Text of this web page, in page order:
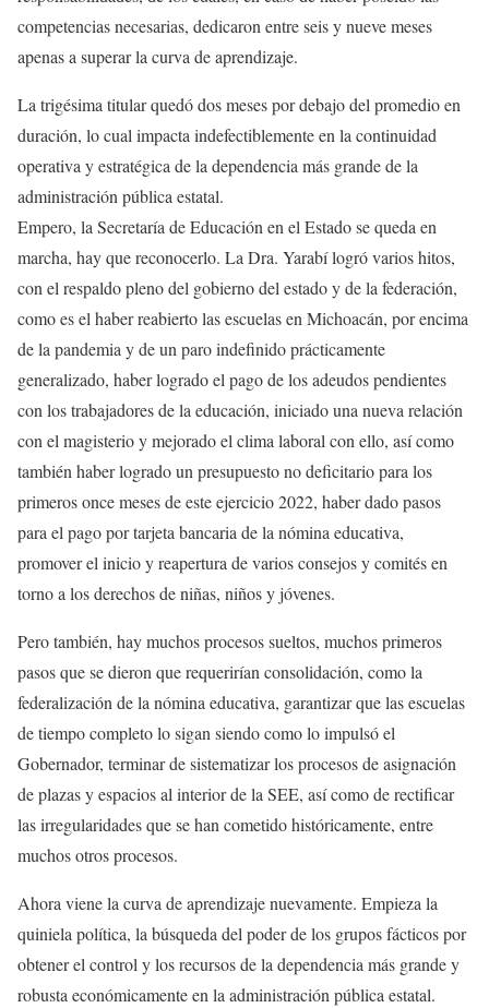
competencias necesarias, dedicaron entre seis y nueve meses
apenas a superar la curva de aprendizaje.
La trigésima titular quedó dos meses por debajo del promedio en
duración, lo cual impacta indefectiblemente en la continuidad
operativa y estratégica de la dependencia más grande de la
administración pública estatal.
Empero, la Secretaría de Educación en el Estado se queda en
marcha, hay que reconocerlo. La Dra. Yarabí logró varios hitos,
con el respaldo pleno del gobierno del estado y de la federación,
como es el haber reabierto las escuelas en Michoacán, por encima
de la pandemia y de un paro indefinido prácticamente
generalizado, haber logrado el pago de los adeudos pendientes
con los trabajadores de la educación, iniciado una nueva relación
con el magisterio y mejorado el clima laboral con ello, así como
también haber logrado un presupuesto no deficitario para los
primeros once meses de este ejercicio 2022, haber dado pasos
para el pago por tarjeta bancaria de la nómina educativa,
promover el inicio y reapertura de varios consejos y comités en
torno a los derechos de niñas, niños y jóvenes.
Pero también, hay muchos procesos sueltos, muchos primeros
pasos que se dieron que requerirían consolidación, como la
federalización de la nómina educativa, garantizar que las escuelas
de tiempo completo lo sigan siendo como lo impulsó el
Gobernador, terminar de sistematizar los procesos de asignación
de plazas y espacios al interior de la SEE, así como de rectificar
las irregularidades que se han cometido históricamente, entre
muchos otros procesos.
Ahora viene la curva de aprendizaje nuevamente. Empieza la
quiniela política, la búsqueda del poder de los grupos fácticos por
obtener el control y los recursos de la dependencia más grande y
robusta económicamente en la administración pública estatal.